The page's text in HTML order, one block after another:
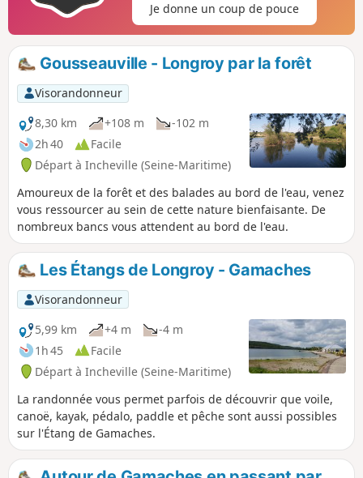
Je donne un coup de pouce
Gousseauville - Longroy par la forêt
Visorandonneur
8,30 km
+108 m
-102 m
2h 40
Facile
Départ à Incheville (Seine-Maritime)
Amoureux de la forêt et des balades au bord de l'eau, venez
vous ressourcer au sein de cette nature bienfaisante. De
nombreux bancs vous attendent au bord de l'eau.
Les Étangs de Longroy - Gamaches
Visorandonneur
5,99 km
+4 m
-4 m
1h 45
Facile
Départ à Incheville (Seine-Maritime)
La randonnée vous permet parfois de découvrir que voile,
canoë, kayak, pédalo, paddle et pêche sont aussi possibles
sur l'Étang de Gamaches.